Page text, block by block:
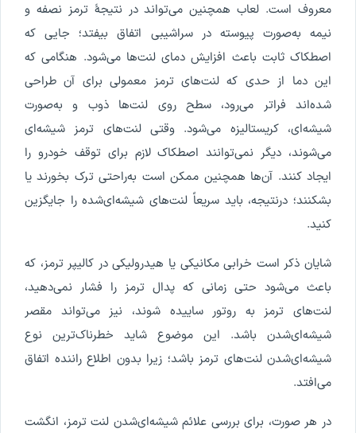
معروف است. لعاب همچنین می‌تواند در نتیجۀ ترمز نصفه و
نیمه به‌صورت پیوسته در سراشیبی اتفاق بیفتد؛ جایی که
اصطکاک ثابت باعث افزایش دمای لنت‌ها می‌شود. هنگامی که
این دما از حدی که لنت‌های ترمز معمولی برای آن طراحی
شده‌اند فراتر می‌رود، سطح روی لنت‌ها ذوب و به‌صورت
شیشه‌ای، کریستالیزه می‌شود. وقتی لنت‌های ترمز شیشه‌ای
می‌شوند، دیگر نمی‌توانند اصطکاک لازم برای توقف خودرو را
ایجاد کنند. آن‌ها همچنین ممکن است به‌راحتی ترک بخورند یا
بشکنند؛ درنتیجه، باید سریعاً لنت‌های شیشه‌ای‌شده را جایگزین
کنید.
شایان ذکر است خرابی مکانیکی یا هیدرولیکی در کالیپر ترمز، که
باعث می‌شود حتی زمانی که پدال ترمز را فشار نمی‌دهید،
لنت‌های ترمز به روتور ساییده شوند، نیز می‌تواند مقصر
شیشه‌ای‌شدن باشد. این موضوع شاید خطرناک‌ترین نوع
شیشه‌ای‌شدن لنت‌های ترمز باشد؛ زیرا بدون اطلاع راننده اتفاق
می‌افتد.
در هر صورت، برای بررسی علائم شیشه‌ای‌شدن لنت ترمز، انگشت